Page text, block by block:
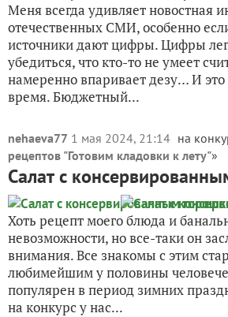
Меня всегда удивляет новостная
отечественных СМИ, особенно
источники дают цифры. Цифры
убедиться, что кто-то не умеет
намеренно впаривает дезу… И
время. Бюджетный...
nehaeva77 1 мая 2024, 21:14 на
рецептов "Готовим кладовки к лету"»
Салат с
Хоть рецепт моего блюда и
невозможности, но все-таки он
внимания. Все знакомы с этим
любимейшим у половины
популярен в период зимних
на конкурс у нас...